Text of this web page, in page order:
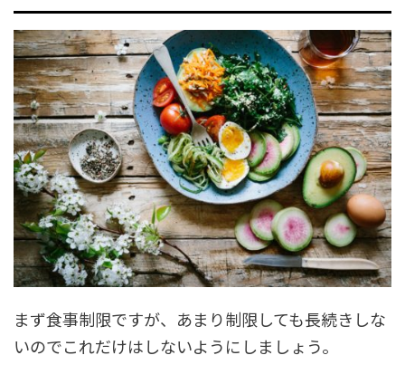
まず食事制限ですが、あまり制限しても長続きしな
いのでこれだけはしないようにしましょう。